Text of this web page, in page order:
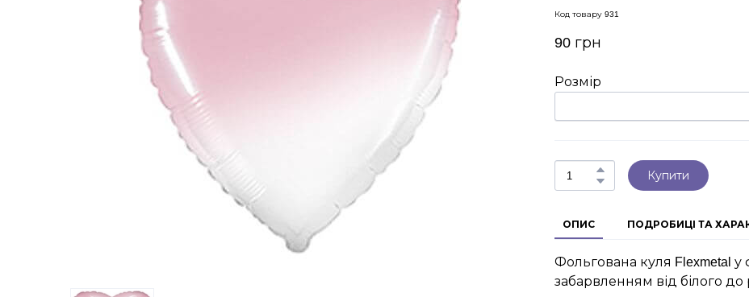
Код товару 931
90 грн
Розмір
Купити
ОПИС ПОДРОБИЦІ ТА
Фольгована куля Flexmetal
забарвленням від білого